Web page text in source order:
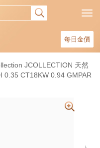
每日金價
JCOLLECTION 天然
0.35 CT18KW 0.94 GMPAR